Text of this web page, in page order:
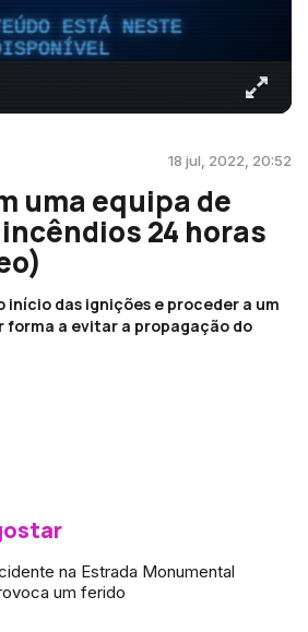
ESTÁ NESTE
18 jul, 2022, 20:52
uma equipa de
24 horas
das ignições e proceder a um
forma a evitar a propagação do
na Estrada Monumental
um ferido